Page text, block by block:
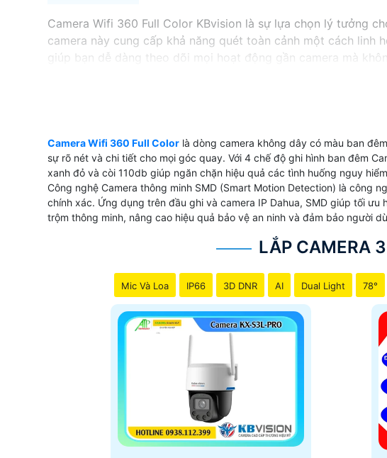
Camera Wifi 360 Full Color KBvision là sự lựa chọn lý tưởng
camera này cung cấp khả năng quét toàn cảnh một cách
giúp bạn dễ dàng theo dõi mọi hoạt động gần camera mà
Với những tính năng ưu việt này, Camera Wifi 360 Full Color
'Camera Wifi 360 Full Color là dòng camera không dây có màu ban
sự rõ nét và chi tiết cho mọi góc quay. Với 4 chế độ ghi hình ban đêm
xanh đỏ và còi 110db giúp ngăn chặn hiệu quả các tình huống nguy
Công nghệ Camera thông minh SMD (Smart Motion Detection) là công
chính xác. Ứng dụng trên đầu ghi và camera IP Dahua, SMD giúp tối
trộm thông minh, nâng cao hiệu quả bảo vệ an ninh và đảm bảo người
LẮP CAMERA
Mic Và Loa IP66 3D DNR AI Dual Light 78°